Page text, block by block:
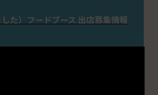
した）フードブース 出店募集情報